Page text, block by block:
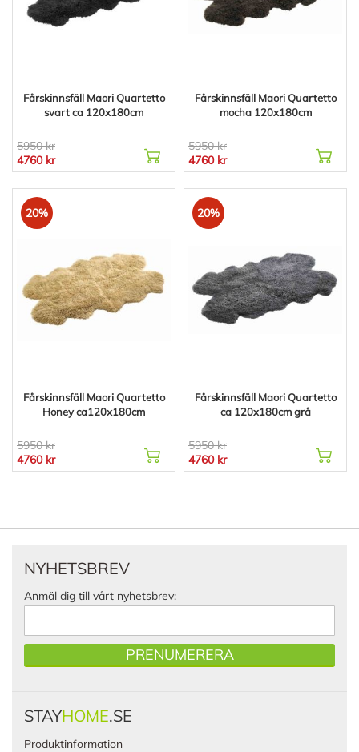
Fårskinnsfäll Maori Quartetto
svart ca 120x180cm
5950 kr
4760 kr
Fårskinnsfäll Maori Quartetto
mocha 120x180cm
5950 kr
4760 kr
20%
Fårskinnsfäll Maori Quartetto
Honey ca120x180cm
5950 kr
4760 kr
20%
Fårskinnsfäll Maori Quartetto
ca 120x180cm grå
5950 kr
4760 kr
NYHETSBREV
Anmäl dig till vårt nyhetsbrev:
PRENUMERERA
STAYHOME.SE
Produktinformation